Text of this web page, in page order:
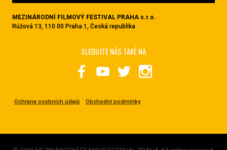
MEZINÁRODNÍ FILMOVÝ FESTIVAL PRAHA s.r.o.
Růžová 13, 110 00 Praha 1, Česká republika
Ochrana osobních údajů Obchodní podmínky
SLEDUJTE NÁS TAKÉ NA